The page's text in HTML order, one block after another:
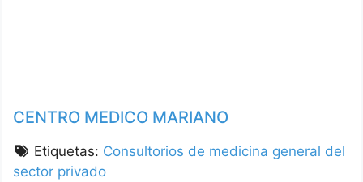
CENTRO MEDICO MARIANO
Etiquetas: Consultorios de medicina general del
sector privado